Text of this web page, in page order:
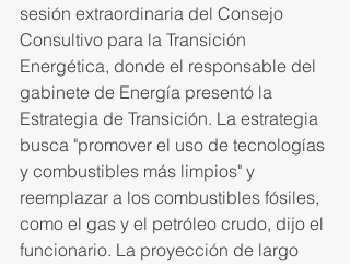
sesión extraordinaria del Consejo
Consultivo para la Transición
Energética, donde el responsable del
gabinete de Energía presentó la
Estrategia de Transición. La estrategia
busca "promover el uso de tecnologías
y combustibles más limpios" y
reemplazar a los combustibles fósiles,
como el gas y el petróleo crudo, dijo el
funcionario. La proyección de largo